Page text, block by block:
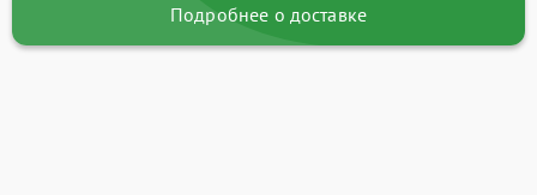
Подробнее о доставке